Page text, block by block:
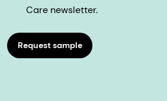
Care newsletter.
Request sample